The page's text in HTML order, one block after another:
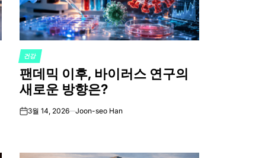
POSTED
IN
건강
팬데믹 이후, 바이러스 연구의
새로운 방향은?
on3월 14, 2026 Joon-seo Han